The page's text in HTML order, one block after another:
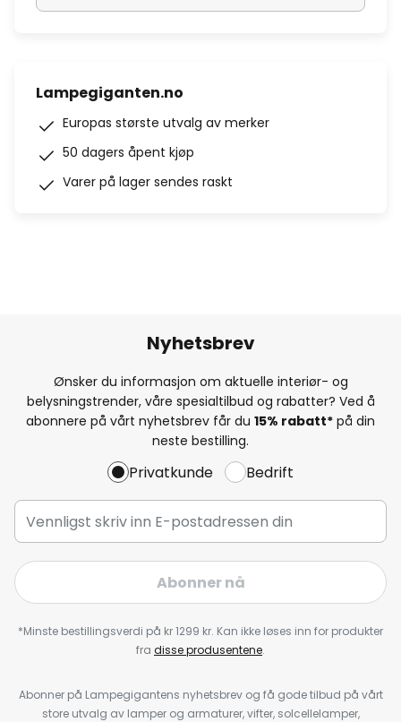
Lampegiganten.no
Europas største utvalg av merker
50 dagers åpent kjøp
Varer på lager sendes raskt
Nyhetsbrev
Ønsker du informasjon om aktuelle interiør- og
belysningstrender, våre spesialtilbud og rabatter? Ved å
abonnere på vårt nyhetsbrev får du 15% rabatt* på din
neste bestilling.
Privatkunde Bedrift
Abonner nå
*Minste bestillingsverdi på kr 1299 kr. Kan ikke løses inn for produkter
fra disse produsentene.
Abonner på Lampegigantens nyhetsbrev og få gode tilbud på vårt
store utvalg av lamper og armaturer, vifter, solcellelamper,